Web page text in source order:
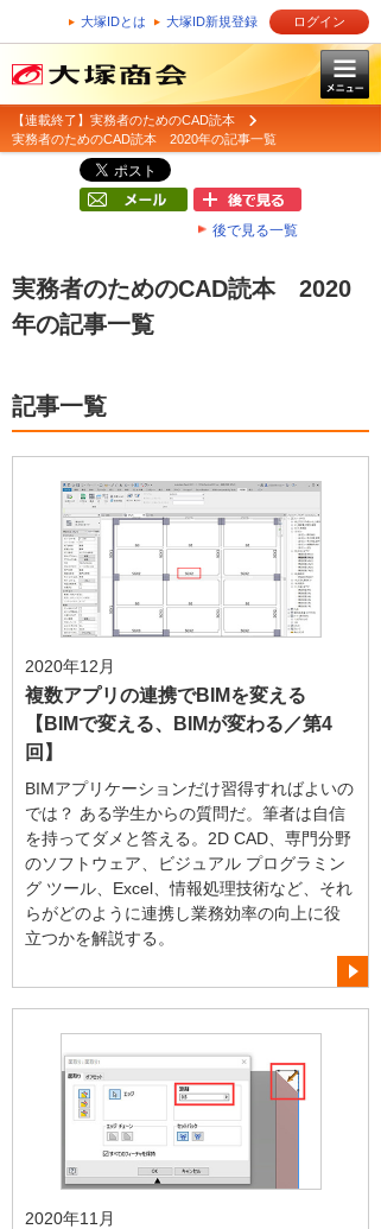
大塚IDとは 大塚ID新規登録 ログイン
【連載終了】実務者のためのCAD読本
実務者のためのCAD読本 2020年の記事一覧
後で見る一覧
実務者のためのCAD読本 2020
年の記事一覧
記事一覧
2020年12月
複数アプリの連携でBIMを変える
【BIMで変える、BIMが変わる／第4
回】
BIMアプリケーションだけ習得すればよいの
では？ ある学生からの質問だ。筆者は自信
を持ってダメと答える。2D CAD、専門分野
のソフトウェア、ビジュアル プログラミン
グ ツール、Excel、情報処理技術など、それ
らがどのように連携し業務効率の向上に役
立つかを解説する。
2020年11月